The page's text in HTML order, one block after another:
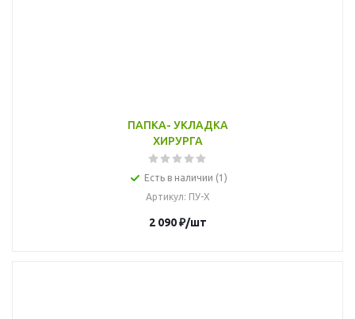
ПАПКА- УКЛАДКА
ХИРУРГА
Есть в наличии (1)
Артикул: ПУ-Х
2 090₽/шт